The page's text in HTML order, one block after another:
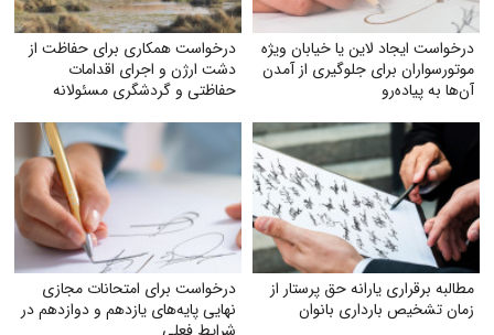
درخواست ایجاد لاین یا خیابان ویژه
موتورسواران برای جلوگیری از آمدن
آن‌ها به پیاده‌رو
درخواست همکاری برای حفاظت از
دشت ارژن و اجرای اقدامات
حفاظتی و گردشگری مسئولانه
مطالبه برقراری یارانه حق پرستار از
زمان تشخیص بارداری بانوان
درخواست برای امتحانات مجازی
نهایی پایه‌های یازدهم و دوازدهم در